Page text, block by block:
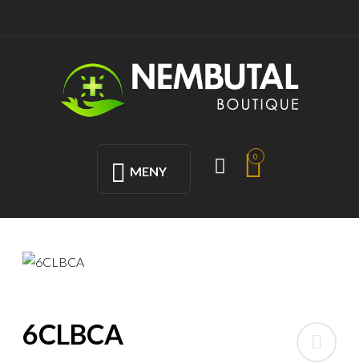
MENY
0
6CLBCA